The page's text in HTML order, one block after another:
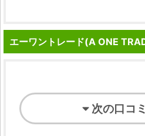
エーワントレード(A ONE
次の口コ